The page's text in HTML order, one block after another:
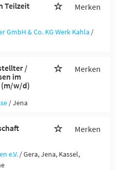
Teilzeit
Merken
GmbH & Co. KG Werk Kahla /
/
im
(m/w/d)
Merken
/ Jena
Merken
e.V. / Gera, Jena, Kassel,